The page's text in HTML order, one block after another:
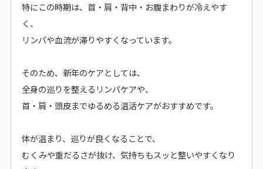
特にこの時期は、首・肩・背中・お腹まわりが冷えやす
く、
リンパや血流が滞りやすくなっています。
そのため、新年のケアとしては、
全身の巡りを整えるリンパケアや、
首・肩・頭皮までゆるめる温活ケアがおすすめです。
体が温まり、巡りが良くなることで、
むくみや重だるさが抜け、気持ちもスッと整いやすくなり